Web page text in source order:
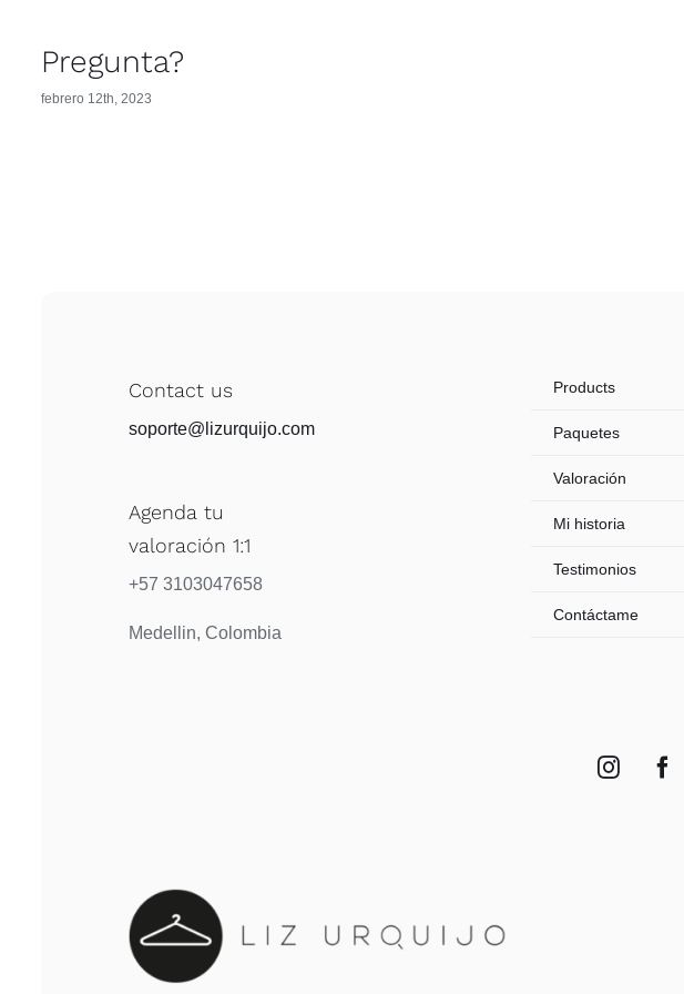
Pregunta?
febrero 12th, 2023
Contact us
soporte@lizurquijo.com
Agenda tu
valoración 1:1
+57 3103047658
Medellin, Colombia
Products
Paquetes
Valoración
Mi historia
Testimonios
Contáctame